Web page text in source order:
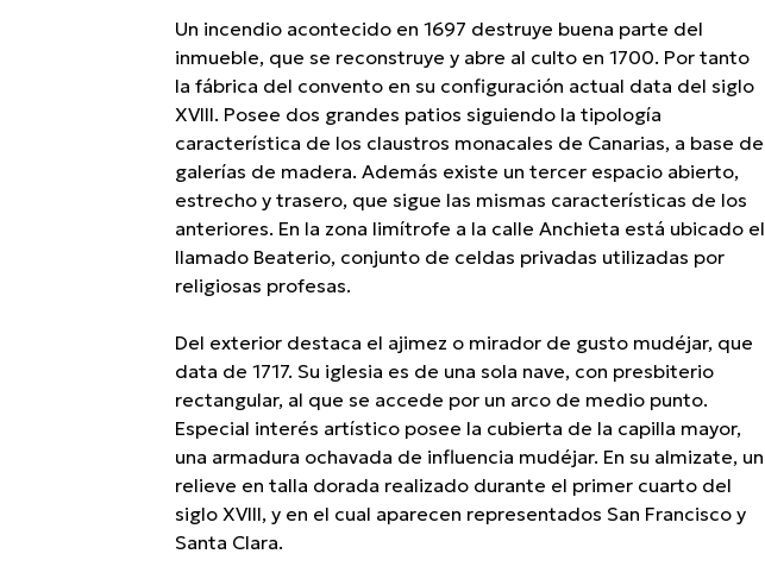
Un incendio acontecido en 1697 destruye buena parte del
inmueble, que se reconstruye y abre al culto en 1700. Por tanto
la fábrica del convento en su configuración actual data del siglo
XVIII. Posee dos grandes patios siguiendo la tipología
característica de los claustros monacales de Canarias, a base de
galerías de madera. Además existe un tercer espacio abierto,
estrecho y trasero, que sigue las mismas características de los
anteriores. En la zona limítrofe a la calle Anchieta está ubicado el
llamado Beaterio, conjunto de celdas privadas utilizadas por
religiosas profesas.
Del exterior destaca el ajimez o mirador de gusto mudéjar, que
data de 1717. Su iglesia es de una sola nave, con presbiterio
rectangular, al que se accede por un arco de medio punto.
Especial interés artístico posee la cubierta de la capilla mayor,
una armadura ochavada de influencia mudéjar. En su almizate, un
relieve en talla dorada realizado durante el primer cuarto del
siglo XVIII, y en el cual aparecen representados San Francisco y
Santa Clara.